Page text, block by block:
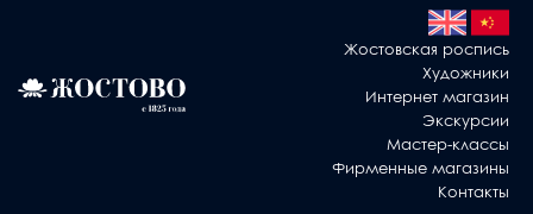
Жостовская роспись
Художники
Интернет магазин
Экскурсии
Мастер-классы
Фирменные магазины
Контакты